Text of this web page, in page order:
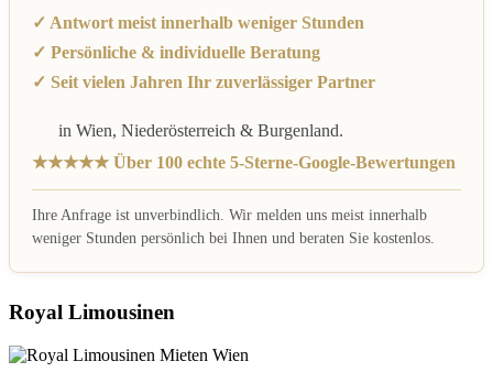
✓ Antwort meist innerhalb weniger Stunden
✓ Persönliche & individuelle Beratung
✓ Seit vielen Jahren Ihr zuverlässiger Partner
in Wien, Niederösterreich & Burgenland.
★★★★★ Über 100 echte 5-Sterne-Google-Bewertungen
Ihre Anfrage ist unverbindlich. Wir melden uns meist innerhalb
weniger Stunden persönlich bei Ihnen und beraten Sie kostenlos.
Royal Limousinen